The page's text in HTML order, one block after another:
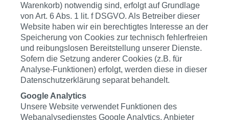
Warenkorb) notwendig sind, erfolgt auf Grundlage
von Art. 6 Abs. 1 lit. f DSGVO. Als Betreiber dieser
Website haben wir ein berechtigtes Interesse an der
Speicherung von Cookies zur technisch fehlerfreien
und reibungslosen Bereitstellung unserer Dienste.
Sofern die Setzung anderer Cookies (z.B. für
Analyse-Funktionen) erfolgt, werden diese in dieser
Datenschutzerklärung separat behandelt.
Google Analytics
Unsere Website verwendet Funktionen des
Webanalysedienstes Google Analytics. Anbieter